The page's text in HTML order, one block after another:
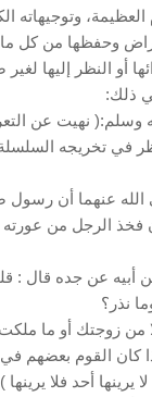
وتوجيهاته
وحفظها من كل ما
أو النظر إليها
ذلك:
في تخريجه
عنهما أن رسول
الرجل من عورته
أبيه عن جده قال :
نذر؟
من زوجتك أو ما
كان القوم بعضهم
أحد فلا يرينها